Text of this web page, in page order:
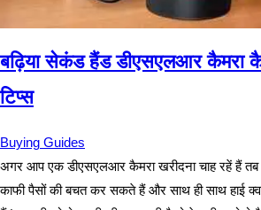
बढ़िया सेकंड हैंड डीएसएलआर कैमरा
टिप्स
Buying Guides
अगर आप एक डीएसएलआर कैमरा खरीदना चाह रहें हैं
काफी पैसों की बचत कर सकते हैं और साथ ही साथ हाई